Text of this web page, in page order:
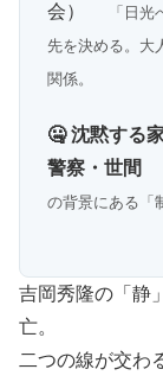
会）
「日
先を決める。大
関係。
🤐 沈黙する
警察・世間
の背景にある「
吉岡秀隆の「静
亡。
二つの線が交わ